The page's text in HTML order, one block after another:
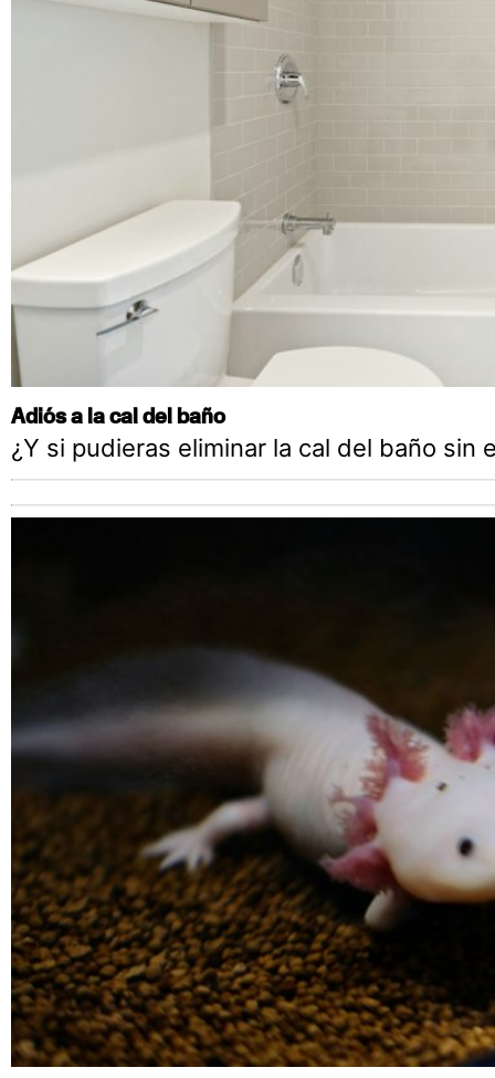
Adiós a la cal del baño
¿Y si pudieras eliminar la cal del baño sin